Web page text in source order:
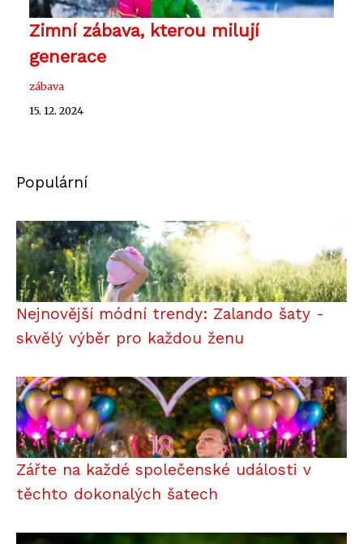
Zimní zábava, kterou milují
generace
zábava
15. 12. 2024
Populární
Nejnovější módní trendy: Zalando šaty -
skvělý výběr pro každou ženu
Zářte na každé společenské události v
těchto dokonalých šatech